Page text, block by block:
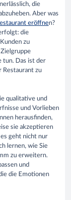
die
Aber was
eröffnen?
die
zu
tun. Das ist der
zu
qualitative und
und Vorlieben
herausfinden,
sie akzeptieren
geht nicht nur
lernen, wie Sie
zu erweitern.
und
die Emotionen